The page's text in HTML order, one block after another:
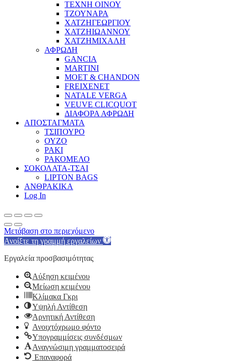
ΤΕΧΝΗ ΟΙΝΟΥ
ΤΖΟΥΝΑΡΑ
ΧΑΤΖΗΓΕΩΡΓΙΟΥ
ΧΑΤΖΗΙΩΑΝΝΟΥ
ΧΑΤΖΗΜΙΧΑΛΗ
ΑΦΡΩΔΗ
GANCIA
MARTINI
MOET & CHANDON
FREIXENET
NATALE VERGA
VEUVE CLICQUOT
ΔΙΑΦΟΡΑ ΑΦΡΩΔΗ
ΑΠΟΣΤΑΓΜΑΤΑ
ΤΣΙΠΟΥΡΟ
ΟΥΖΟ
ΡΑΚΙ
ΡΑΚΟΜΕΛΟ
ΣΟΚΟΛΑΤΑ-ΤΣΑΙ
LIPTON BAGS
ΑΝΘΡΑΚΙΚΑ
Log In
Μετάβαση στο περιεχόμενο
Ανοίξτε τη γραμμή εργαλείων
Εργαλεία προσβασιμότητας
Αύξηση κειμένου
Μείωση κειμένου
Κλίμακα Γκρι
Υψηλή Αντίθεση
Αρνητική Αντίθεση
Ανοιχτόχρωμο φόντο
Υπογραμμίσεις συνδέσμων
Αναγνώσιμη γραμματοσειρά
Επαναφορά